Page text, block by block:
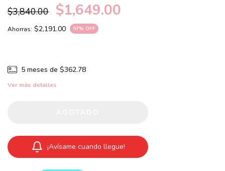
$3,840.00 $1,649.00
Ahorras: $2,191.00 57% OFF
5 meses de $362.78
Ver más detalles
¡Avísame cuando llegue!